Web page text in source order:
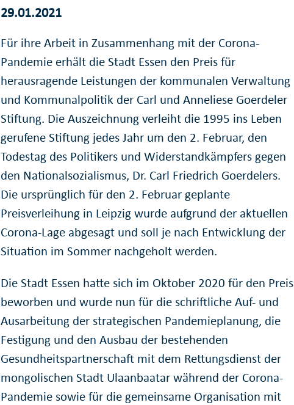
29.01.2021
Für ihre Arbeit in Zusammenhang mit der Corona-
Pandemie erhält die Stadt Essen den Preis für
herausragende Leistungen der kommunalen Verwaltung
und Kommunalpolitik der Carl und Anneliese Goerdeler
Stiftung. Die Auszeichnung verleiht die 1995 ins Leben
gerufene Stiftung jedes Jahr um den 2. Februar, den
Todestag des Politikers und Widerstandkämpfers gegen
den Nationalsozialismus, Dr. Carl Friedrich Goerdelers.
Die ursprünglich für den 2. Februar geplante
Preisverleihung in Leipzig wurde aufgrund der aktuellen
Corona-Lage abgesagt und soll je nach Entwicklung der
Situation im Sommer nachgeholt werden.
Die Stadt Essen hatte sich im Oktober 2020 für den Preis
beworben und wurde nun für die schriftliche Auf- und
Ausarbeitung der strategischen Pandemieplanung, die
Festigung und den Ausbau der bestehenden
Gesundheitspartnerschaft mit dem Rettungsdienst der
mongolischen Stadt Ulaanbaatar während der Corona-
Pandemie sowie für die gemeinsame Organisation mit